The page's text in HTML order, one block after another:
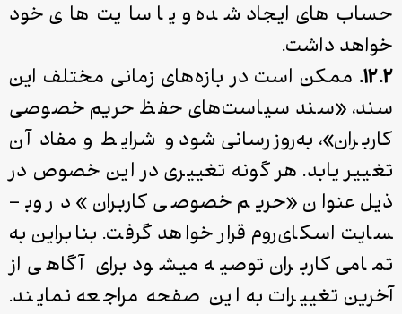
حساب‌های ایجاد شده و یا سایت‌های خود
خواهد داشت.
۱۲.۲. ممکن است در بازه‌های زمانی مختلف این
سند، «سند سیاست‌های حفظ حریم خصوصی
کاربران»، به‌روز‌رسانی شود و شرایط و مفاد آن
تغییر یابد. هر گونه تغییری در این خصوص در
عنوان «حریم خصوصی کاربران» در وب­
سایت اسکای‌روم قرار خواهد گرفت. بنابراین به
تمامی کاربران توصیه می­شود برای آگاهی از
آخرین تغییرات به این صفحه مراجعه نمایند.